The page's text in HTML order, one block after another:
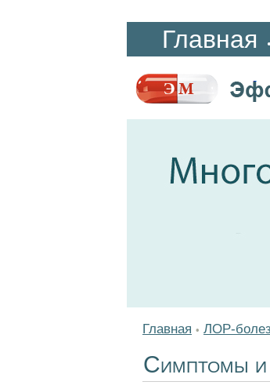
Главная •
Главная • ЛОР-
Симптомы и